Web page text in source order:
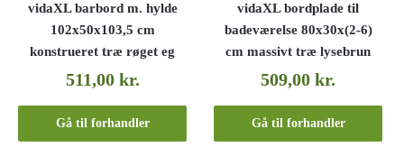
vidaXL barbord m. hylde
102x50x103,5 cm
konstrueret træ røget eg
511,00 kr.
Gå til forhandler
vidaXL bordplade til
badeværelse 80x30x(2-6)
cm massivt træ lysebrun
509,00kr.
Gå til forhandler